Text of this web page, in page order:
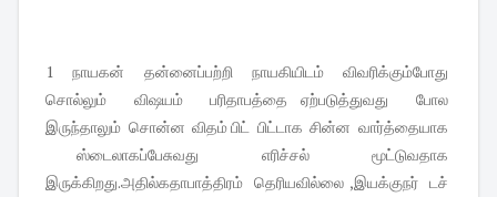
1 நாயகன் தன்னைப்பற்றி நாயகியிடம் விவரிக்கும்போது
சொல்லும் விஷயம் பரிதாபத்தை ஏற்படுத்துவது போல
இருந்தாலும் சொன்ன விதம் பிட் பிட்டாக சின்ன வார்த்தையாக
ஸ்டைலாகப்பேசுவது எரிச்சல் மூட்டுவதாக
இருக்கிறது.அதில்கதாபாத்திரம் தெரியவில்லை ,இயக்குநர் டச்